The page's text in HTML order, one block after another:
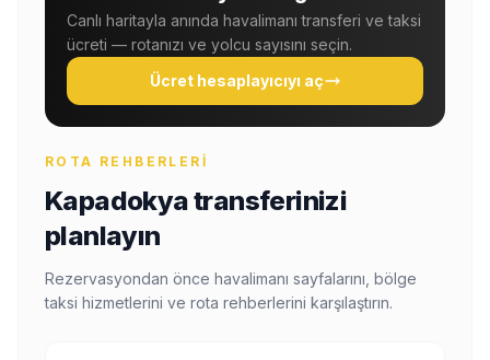
Canlı haritayla anında havalimanı transferi ve taksi
ücreti — rotanızı ve yolcu sayısını seçin.
Ücret hesaplayıcıyı aç
ROTA REHBERLERI
Kapadokya transferinizi
planlayın
Rezervasyondan önce havalimanı sayfalarını, bölge
taksi hizmetlerini ve rota rehberlerini karşılaştırın.